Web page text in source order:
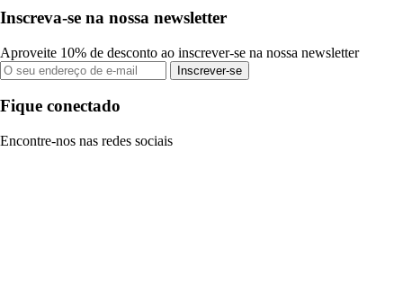
Inscreva-se na nossa newsletter
Aproveite 10% de desconto ao inscrever-se na nossa newsletter
Inscrever-se
Fique conectado
Encontre-nos nas redes sociais